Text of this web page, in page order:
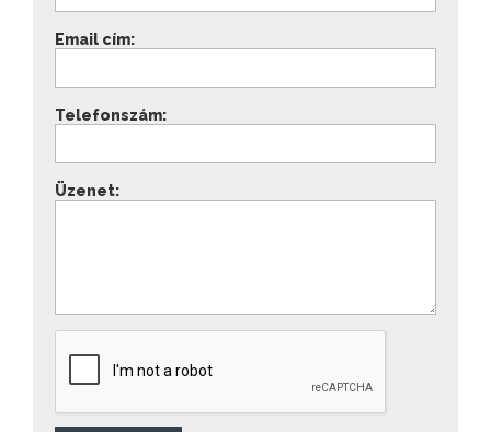
Email cím:
Telefonszám:
Üzenet: